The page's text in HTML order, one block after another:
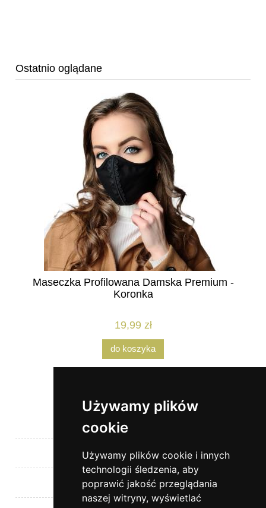
Używamy plików
cookie
Używamy plików cookie i innych
technologii śledzenia, aby
poprawić jakość przeglądania
naszej witryny, wyświetlać
Ostatnio oglądane
Maseczka Profilowana Damska Premium -
Koronka
19,99 zł
do koszyka
Pomoc
Moje konto
Płatności i dostawa